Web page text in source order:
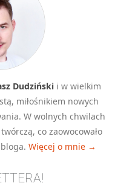
Dudziński i w wielkim
miłośnikiem nowych
W wolnych chwilach
co zaowocowało
Więcej o mnie →